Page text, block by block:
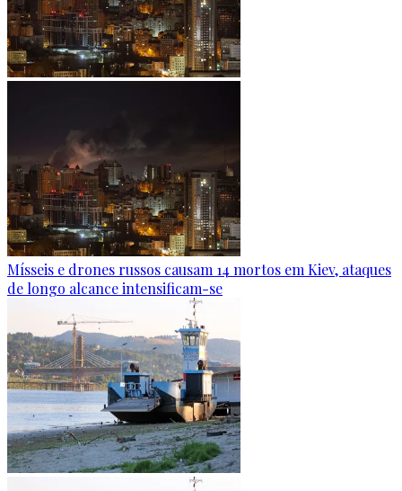
Mísseis e drones russos causam 14 mortos em Kiev, ataques
de longo alcance intensificam-se